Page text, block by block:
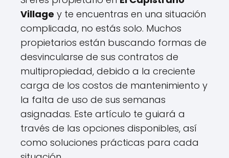
Village y te encuentras en una situación
complicada, no estás solo. Muchos
propietarios están buscando formas de
desvincularse de sus contratos de
multipropiedad, debido a la creciente
carga de los costos de mantenimiento y
la falta de uso de sus semanas
asignadas. Este artículo te guiará a
través de las opciones disponibles, así
como soluciones prácticas para cada